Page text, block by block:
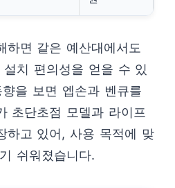
하면 같은 예산대에서도
치 편의성을 얻을 수 있
을 보면 엡손과 벤큐를
초단초점 모델과 라이프
하고 있어, 사용 목적에 맞
쉬워졌습니다.